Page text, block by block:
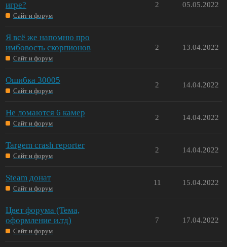
игре?
Сайт и форум
2 05.05.2022
Я всё же напомню про
имбовость скорпионов
Сайт и форум
2 13.04.2022
Ошибка 30005
Сайт и форум
2 14.04.2022
Не ломаются 6 камер
Сайт и форум
2 14.04.2022
Targem crash reporter
Сайт и форум
2 14.04.2022
Steam донат
Сайт и форум
11 15.04.2022
Цвет форума (Тема,
оформление и.тд)
Сайт и форум
7 17.04.2022